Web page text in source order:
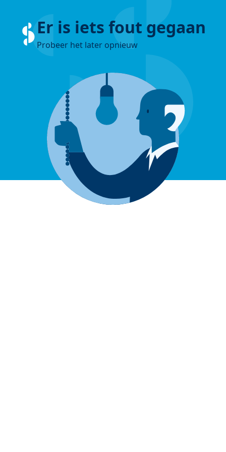
Er is iets fout gegaan
Probeer het later opnieuw